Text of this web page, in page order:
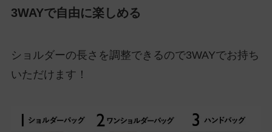
3WAYで自由に楽しめる
ショルダーの長さを調整できるので3WAYでお持ち
いただけます！